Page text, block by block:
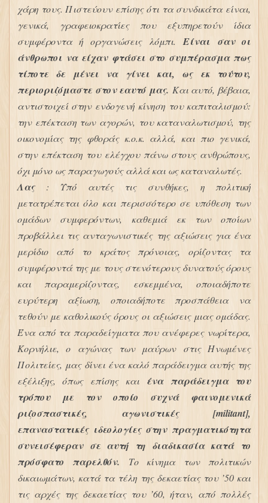
χάρη τους. Πιστεύουν επίσης ότι τα συνδικάτα είναι,
γενικά, γραφειοκρατίες που εξυπηρετούν ίδια
συμφέροντα ή οργανώσεις λόμπι.Είναι σαν οι
άνθρωποι να είχαν φτάσει στο συμπέρασμα πως
τίποτε δε μένει να γίνει και, ως εκ τούτου,
περιοριζόμαστε στον εαυτό μας. Και αυτό, βέβαια,
αντιστοιχεί στην ενδογενή κίνηση του καπιταλισμού:
την επέκταση των αγορών, του καταναλωτισμού, της
οικονομίας της φθοράς κ.ο.κ. αλλά, και πιο γενικά,
στην επέκταση του ελέγχου πάνω στους ανθρώπους,
όχι μόνο ως παραγωγούς αλλά και ως καταναλωτές.
Λας: Υπό αυτές τις συνθήκες, η πολιτική
μετατρέπεται όλο και περισσότερο σε υπόθεση των
ομάδων συμφερόντων, καθεμιά εκ των οποίων
προβάλλει τις ανταγωνιστικές της αξιώσεις για ένα
μερίδιο από το κράτος πρόνοιας, ορίζοντας τα
συμφέροντά της με τους στενότερους δυνατούς όρους
και παραμερίζοντας, εσκεμμένα, οποιαδήποτε
ευρύτερη αξίωση, οποιαδήποτε προσπάθεια να
τεθούν με καθολικούς όρους οι αξιώσεις μιας ομάδας.
Ένα από τα παραδείγματα που ανέφερες νωρίτερα,
Κορνήλιε, ο αγώνας των μαύρων στις Ηνωμένες
Πολιτείες, μας δίνει ένα καλό παράδειγμα αυτής της
εξέλιξης, όπως επίσης και ένα παράδειγμα του
τρόπου με τον οποίο συχνά φαινομενικά
ριζοσπαστικές, αγωνιστικές [militant],
επαναστατικές ιδεολογίες στην πραγματικότητα
συνεισέφεραν σε αυτή τη διαδικασία κατά το
πρόσφατο παρελθόν. Το κίνημα των πολιτικών
δικαιωμάτων, κατά τα τέλη της δεκαετίας του ’50 και
τις αρχές της δεκαετίας του ’60, ήταν, από πολλές